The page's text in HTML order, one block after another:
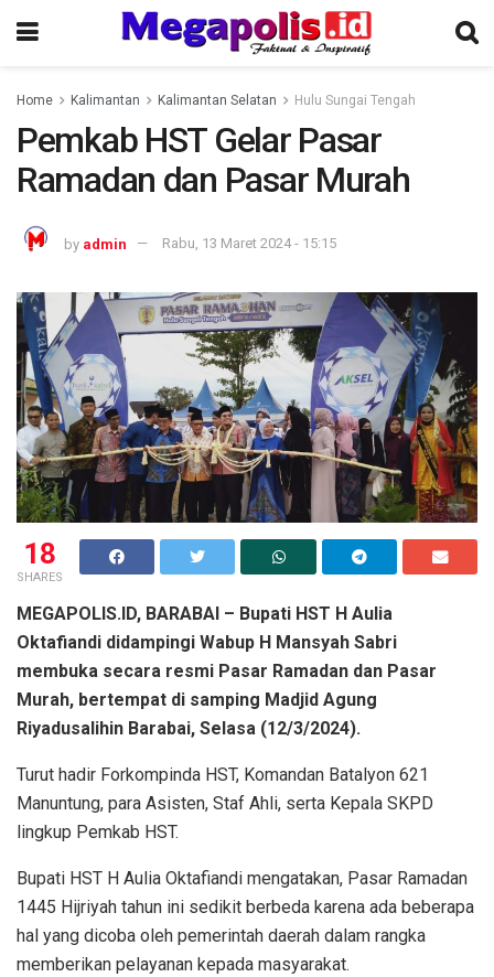
Home Kalimantan Kalimantan Selatan Hulu Sungai Tengah
Pemkab HST Gelar Pasar
Ramadan dan Pasar Murah
by admin Rabu, 13 Maret 2024 - 15:15
18
SHARES
MEGAPOLIS.ID, BARABAI – Bupati HST H Aulia
Oktafiandi didampingi Wabup H Mansyah Sabri
membuka secara resmi Pasar Ramadan dan Pasar
Murah, bertempat di samping Madjid Agung
Riyadusalihin Barabai, Selasa (12/3/2024).
Turut hadir Forkompinda HST, Komandan Batalyon 621
Manuntung, para Asisten, Staf Ahli, serta Kepala SKPD
lingkup Pemkab HST.
Bupati HST H Aulia Oktafiandi mengatakan, Pasar Ramadan
1445 Hijriyah tahun ini sedikit berbeda karena ada beberapa
hal yang dicoba oleh pemerintah daerah dalam rangka
memberikan pelayanan kepada masyarakat.